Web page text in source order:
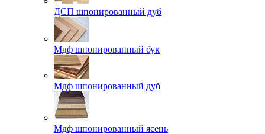
ДСП шпонированный дуб
Мдф шпонированный бук
Мдф шпонированный дуб
Мдф шпонированный ясень